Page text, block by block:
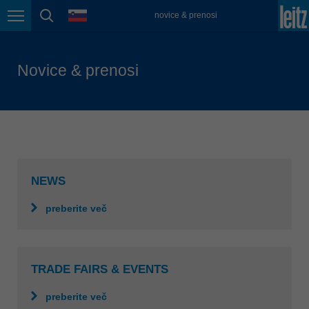
Krmarjenje po strani
iskanje strani
jezik novice & prenosi
Magyarország
Malaysia
english
Portugal
România
Novice & prenosi
NEWS
preberite več
TRADE FAIRS & EVENTS
preberite več